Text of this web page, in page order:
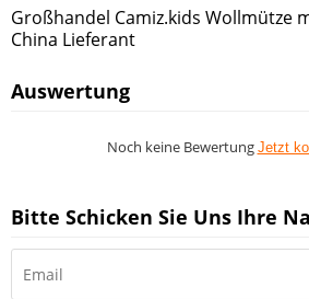
Großhandel Camiz.kids Wollmütze
China Lieferant
Auswertung
Noch keine Bewertung Jetzt
Bitte Schicken Sie Uns Ihre